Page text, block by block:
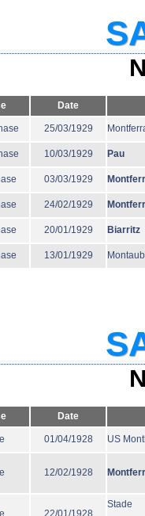
Date
25/03/1929
10/03/1929 Pau
03/03/1929
24/02/1929
20/01/1929 Biarritz
13/01/1929
Date
01/04/1928 US
12/02/1928
22/01/1928
Stade